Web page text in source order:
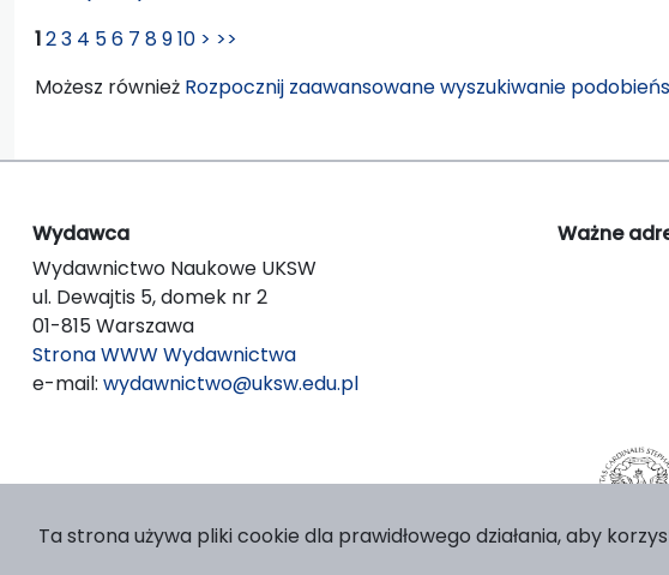
123 4 56 7 8910 > >>
Możesz również Rozpocznij zaawansowane wyszukiwanie
Wydawca
Wydawnictwo Naukowe UKSW
ul. Dewajtis 5, domek nr 2
01-815 Warszawa
Strona WWW Wydawnictwa
e-mail: wydawnictwo@uksw.edu.pl
Ważne
Ta strona używa pliki cookie dla prawidłowego działania, aby